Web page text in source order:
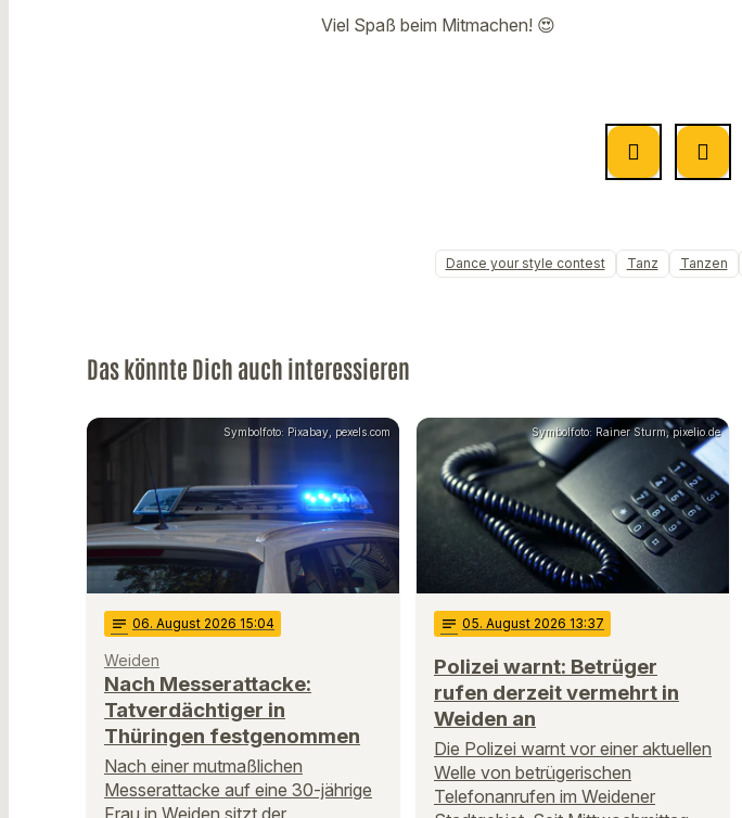
Viel Spaß beim Mitmachen! 😍
Dance your style contest Tanz Tanzen
Das könnte Dich auch interessieren
Symbolfoto: Pixabay, pexels.com
notes 06. August 2026 15:04
Weiden
Nach Messerattacke:
Tatverdächtiger in
Thüringen festgenommen
Nach einer mutmaßlichen
Messerattacke auf eine 30-jährige
Frau in Weiden sitzt der
Symbolfoto: Rainer Sturm, pixelio.de
notes 05. August 2026 13:37
Polizei warnt: Betrüger
rufen derzeit vermehrt in
Weiden an
Die Polizei warnt vor einer aktuellen
Welle von betrügerischen
Telefonanrufen im Weidener